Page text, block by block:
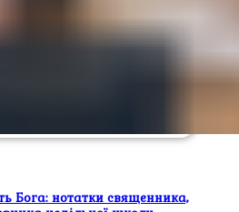
Бога: нотатки священника,